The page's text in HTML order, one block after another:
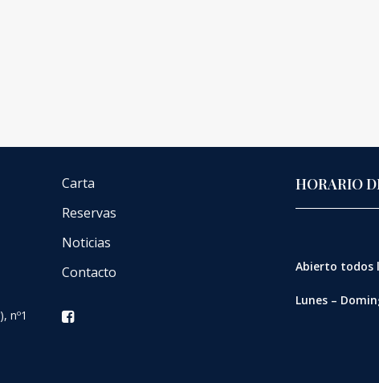
nº1
Carta
Reservas
Noticias
Contacto
HORARIO
Abierto todos
Lunes –